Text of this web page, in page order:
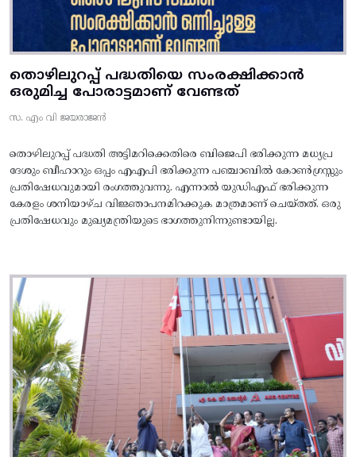
തൊഴിലുറപ്പ് പദ്ധതിയെ സംരക്ഷിക്കാൻ
ഒരുമിച്ച പോരാട്ടമാണ് വേണ്ടത്
സ. എം വി ജയരാജൻ
തൊഴിലുറപ്പ് പദ്ധതി അട്ടിമറിക്കെതിരെ ബിജെപി ഭരിക്കുന്ന മധ്യപ്ര
ദേശും ബീഹാറും ഒപ്പം എഎപി ഭരിക്കുന്ന പഞ്ചാബിൽ കോൺഗ്രസ്സും
പ്രതിഷേധവുമായി രംഗത്തുവന്നു. എന്നാൽ യുഡിഎഫ് ഭരിക്കുന്ന
കേരളം ശനിയാഴ്ച വിജ്ഞാപനമിറക്കുക മാത്രമാണ് ചെയ്തത്. ഒരു
പ്രതിഷേധവും മുഖ്യമന്ത്രിയുടെ ഭാഗത്തുനിന്നുണ്ടായില്ല.